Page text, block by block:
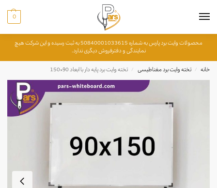
0
محصولات وایت برد پارس به شماره 50840001033615 به ثبت رسیده و این شرکت هیچ
نمایندگی و دفترفروش دیگری ندارد.
خانه / تخته وایت برد مغناطیسی / تخته وایت برد پایه دار با ابعاد 90×150